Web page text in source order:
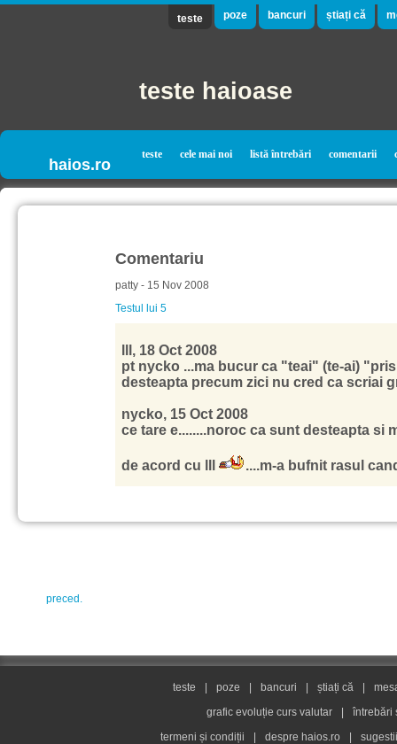
teste poze bancuri știați că
teste haioase
haios.ro
teste cele mai noi listă întrebări comentarii
Comentariu
patty - 15 Nov 2008
Testul lui 5
lll, 18 Oct 2008
pt nycko ...ma bucur ca "teai" (te-ai)
desteapta precum zici nu cred ca scriai
nycko, 15 Oct 2008
ce tare e........noroc ca sunt desteapta si
de acord cu lll ....m-a bufnit rasul
preced.
teste poze bancuri știați că
grafic evoluție curs valutar
întrebări
termeni și condiții
despre haios.ro